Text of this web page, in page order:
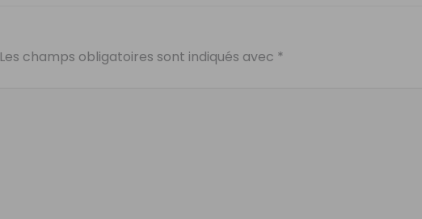
Les champs obligatoires sont indiqués avec *